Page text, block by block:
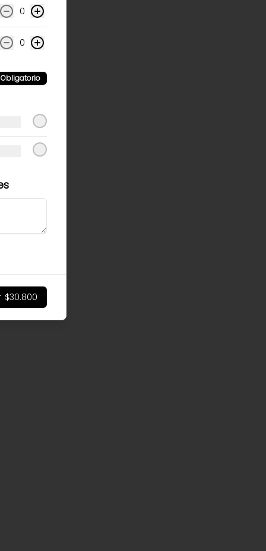
0
0
Obligatorio
$30.800